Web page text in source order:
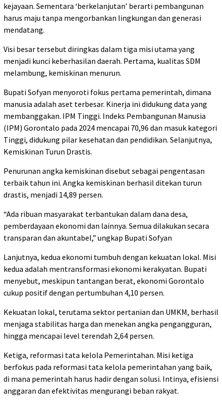
kejayaan. Sementara ‘berkelanjutan’ berarti pembangunan
harus maju tanpa mengorbankan lingkungan dan generasi
mendatang.
Visi besar tersebut diringkas dalam tiga misi utama yang
menjadi kunci keberhasilan daerah. Pertama, kualitas SDM
melambung, kemiskinan menurun.
Bupati Sofyan menyoroti fokus pertama pemerintah, dimana
manusia adalah aset terbesar. Kinerja ini didukung data yang
membanggakan. IPM Tinggi. Indeks Pembangunan Manusia
(IPM) Gorontalo pada 2024 mencapai 70,96 dan masuk kategori
Tinggi, didukung pilar kesehatan dan pendidikan. Selanjutnya,
Kemiskinan Turun Drastis.
Penurunan angka kemiskinan disebut sebagai pengentasan
terbaik tahun ini. Angka kemiskinan berhasil ditekan turun
drastis, menjadi 14,89 persen.
“Ada ribuan masyarakat terbantukan dalam dana desa,
pemberdayaan ekonomi dan lainnya. Semua dilakukan secara
transparan dan akuntabel,” ungkap Bupati Sofyan
Lanjutnya, kedua ekonomi tumbuh dengan kekuatan lokal. Misi
kedua adalah mentransformasi ekonomi kerakyatan. Bupati
menyebut, meskipun tantangan berat, ekonomi Gorontalo
cukup positif dengan pertumbuhan 4,10 persen.
Kekuatan lokal, terutama sektor pertanian dan UMKM, berhasil
menjaga stabilitas harga dan menekan angka pengangguran,
hingga mencapai level terendah 2,64 persen.
Ketiga, reformasi tata kelola Pemerintahan. Misi ketiga
berfokus pada reformasi tata kelola pemerintahan yang baik,
di mana pemerintah harus hadir dengan solusi. Intinya, efisiensi
anggaran dan efektivitas mengurangi beban rakyat.